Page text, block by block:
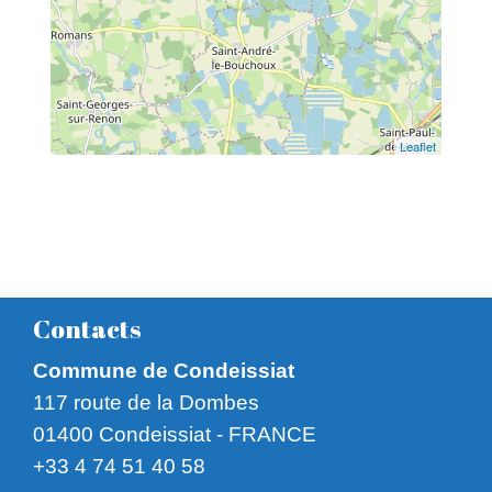
Leaflet
Contacts
Commune de Condeissiat
117 route de la Dombes
01400 Condeissiat - FRANCE
+33 4 74 51 40 58